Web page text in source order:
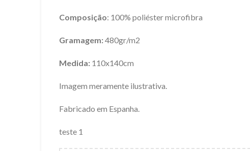
Composição: 100% poliéster microfibra
Gramagem:480gr/m2
Medida:110x140cm
Imagem meramente ilustrativa.
Fabricado em Espanha.
teste 1